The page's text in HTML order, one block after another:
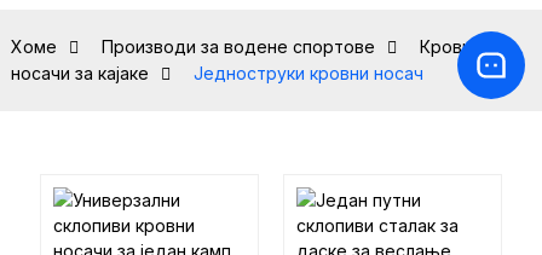
Хоме Производи за водене спортове
Кровни
носачи за кајаке
Једноструки кровни носач